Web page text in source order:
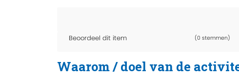
Beoordeel dit item (0 stemmen)
Waarom / doel van de